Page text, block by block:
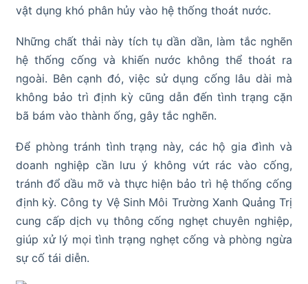
vật dụng khó phân hủy vào hệ thống thoát nước.
Những chất thải này tích tụ dần dần, làm tắc nghẽn
hệ thống cống và khiến nước không thể thoát ra
ngoài. Bên cạnh đó, việc sử dụng cống lâu dài mà
không bảo trì định kỳ cũng dẫn đến tình trạng cặn
bã bám vào thành ống, gây tắc nghẽn.
Để phòng tránh tình trạng này, các hộ gia đình và
doanh nghiệp cần lưu ý không vứt rác vào cống,
tránh đổ dầu mỡ và thực hiện bảo trì hệ thống cống
định kỳ. Công ty Vệ Sinh Môi Trường Xanh Quảng Trị
cung cấp dịch vụ thông cống nghẹt chuyên nghiệp,
giúp xử lý mọi tình trạng nghẹt cống và phòng ngừa
sự cố tái diễn.